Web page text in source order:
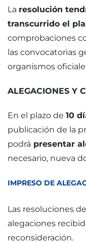
La resolución
transcurrido el
comprobaciones
las convocatorias
organismos
ALEGACIONES Y
En el plazo de 10
publicación de la
podrá presentar
necesario, nueva
IMPRESO DE
Las resoluciones
alegaciones
reconsideración.